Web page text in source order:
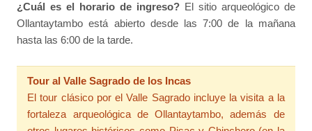
¿Cuál es el horario de ingreso?El sitio arqueológico de
Ollantaytambo está abierto desde las 7:00 de la mañana
hasta las 6:00 de la tarde.
Tour al Valle Sagrado de los Incas
El tour clásico por el Valle Sagrado incluye la visita a la
fortaleza arqueológica de Ollantaytambo, además de